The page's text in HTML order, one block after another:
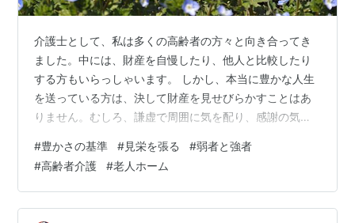
介護士として、私は多くの高齢者の方々と向き合ってき
ました。中には、財産を自慢したり、他人と比較したり
する方もいらっしゃいます。 しかし、本当に豊かな人生
を送っている方は、決して財産を見せびらかすことはあ
りません。むしろ、謙虚で周囲に気を配り、感謝の気持
人は、何かが足りないと感じているのかもしれません。
お金や持ち物で自分自身を価値付けようとしているので
す。しかし、真の価値は、お金や持ち物ではなく、人間
関係や経験、生き方にあるのではないでしょうか。 介護
#豊かさの基準 #見栄を張る #弱者と強者
#高齢者介護 #老人ホーム